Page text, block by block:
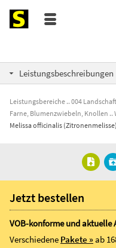
Leistungsbeschreibungen
Leistungsbereiche 004
Farne, Blumenzwiebeln, Knollen
Melissa officinalis (Zitronenmelisse)
Jetzt bestellen
VOB-konforme und aktuelle
Verschiedene Pakete »ab